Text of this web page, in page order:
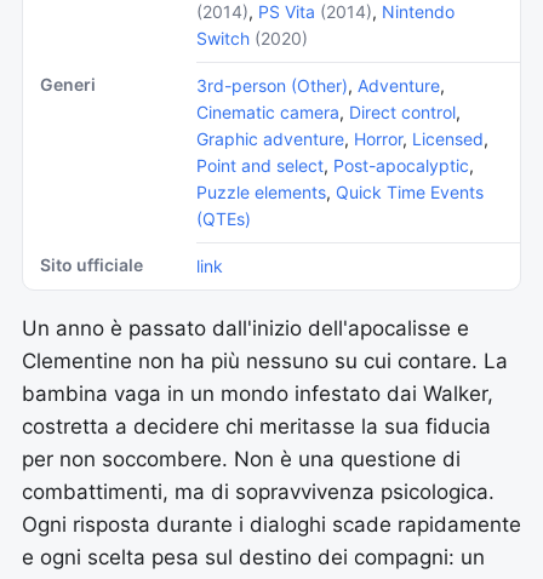
(2014), PS Vita (2014), Nintendo
Switch (2020)
Generi 3rd-person (Other), Adventure,
Cinematic camera, Direct control,
Graphic adventure, Horror, Licensed,
Point and select, Post-apocalyptic,
Puzzle elements, Quick Time Events
(QTEs)
Sito ufficiale link
Un anno è passato dall'inizio dell'apocalisse e
Clementine non ha più nessuno su cui contare. La
bambina vaga in un mondo infestato dai Walker,
costretta a decidere chi meritasse la sua fiducia
per non soccombere. Non è una questione di
combattimenti, ma di sopravvivenza psicologica.
Ogni risposta durante i dialoghi scade rapidamente
e ogni scelta pesa sul destino dei compagni: un